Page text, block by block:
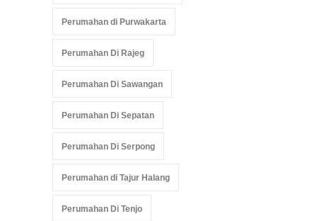
Perumahan di Purwakarta
Perumahan Di Rajeg
Perumahan Di Sawangan
Perumahan Di Sepatan
Perumahan Di Serpong
Perumahan di Tajur Halang
Perumahan Di Tenjo